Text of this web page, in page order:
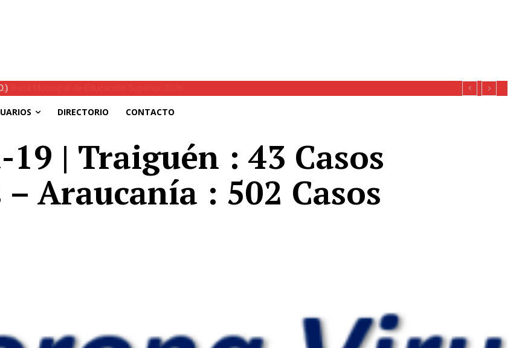
DIRECTORIO CONTACTO
| Traiguén : 43 Casos
Araucanía : 502 Casos